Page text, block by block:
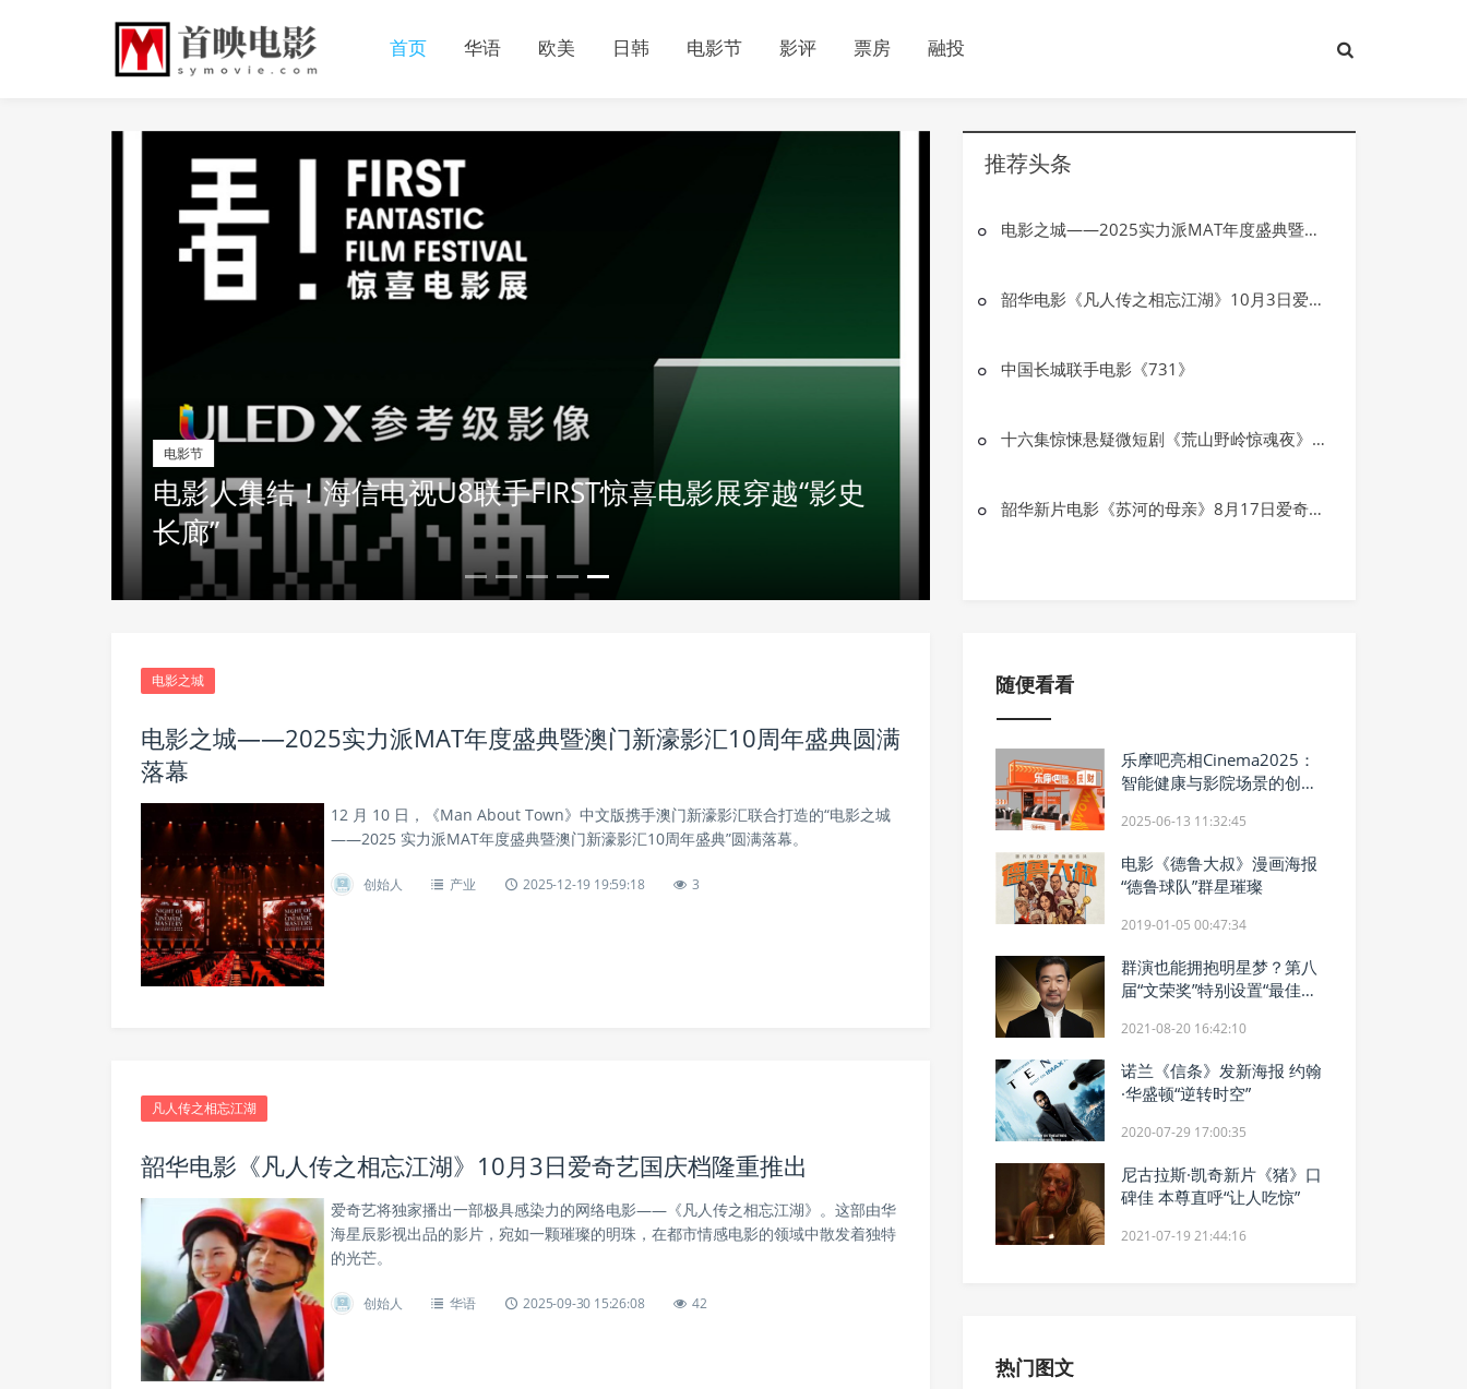
首页 华语 欧美 日韩 电影节 影评 票房 融投
电影节
电影人集结！海信电视U8联手FIRST惊喜电影展穿越“影史
长廊”
推荐头条
电影之城——2025实力派MAT年度盛典暨澳门新濠影汇10周年盛典圆满落幕
韶华电影《凡人传之相忘江湖》10月3日爱奇艺国庆档隆重推出
中国长城联手电影《731》
十六集惊悚悬疑微短剧《荒山野岭惊魂夜》四川什邡开机
韶华新片电影《苏河的母亲》8月17日爱奇艺独家播出
电影之城
电影之城——2025实力派MAT年度盛典暨澳门新濠影汇10周年盛典圆满
落幕
12 月 10 日，《Man About Town》中文版携手澳门新濠影汇联合打造的“电影之城
——2025 实力派MAT年度盛典暨澳门新濠影汇10周年盛典”圆满落幕。
创始人 产业 2025-12-19 19:59:18 3
凡人传之相忘江湖
韶华电影《凡人传之相忘江湖》10月3日爱奇艺国庆档隆重推出
爱奇艺将独家播出一部极具感染力的网络电影——《凡人传之相忘江湖》。这部由华
海星辰影视出品的影片，宛如一颗璀璨的明珠，在都市情感电影的领域中散发着独特
的光芒。
创始人 华语 2025-09-30 15:26:08 42
随便看看
乐摩吧亮相Cinema2025：
智能健康与影院场景的创新
2025-06-13 11:32:45
电影《德鲁大叔》漫画海报
“德鲁球队”群星璀璨
2019-01-05 00:47:34
群演也能拥抱明星梦？第八
届“文荣奖”特别设置“最佳横
2021-08-20 16:42:10
诺兰《信条》发新海报 约翰
·华盛顿“逆转时空”
2020-07-29 17:00:35
尼古拉斯·凯奇新片《猪》口
碑佳 本尊直呼“让人吃惊”
2021-07-19 21:44:16
热门图文